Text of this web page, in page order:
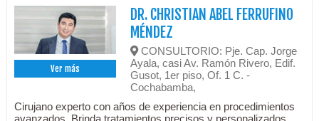
Ver más
DR. CHRISTIAN ABEL FERRUFINO
MÉNDEZ
CONSULTORIO: Pje. Cap. Jorge
Ayala, casi Av. Ramón Rivero, Edif.
Gusot, 1er piso, Of. 1 C. -
Cochabamba,
Cirujano experto con años de experiencia en procedimientos
avanzados. Brinda tratamientos precisos y personalizados.